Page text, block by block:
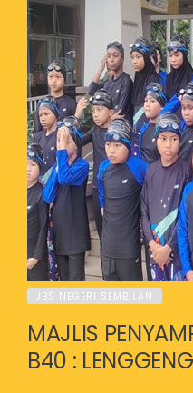
JBS NEGERI SEMBILAN
MAJLIS
B40 : LENGGENG